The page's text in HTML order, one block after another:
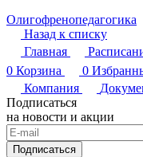
Олигофренопедагогика
Назад к списку
Главная
0 Корзина 0
Компания
Подписаться
на новости и акции
Подписаться